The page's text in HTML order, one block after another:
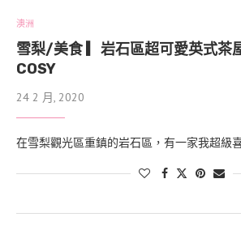
澳洲
雪梨/美食 ▎岩石區超可愛英式茶
COSY
24 2 月, 2020
在雪梨觀光區重鎮的岩石區，有一家我超級